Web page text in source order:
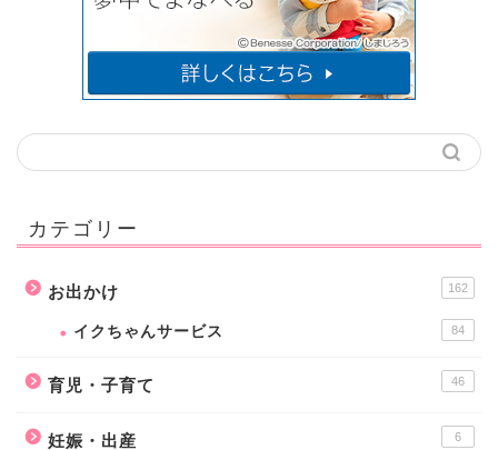
カテゴリー
お出かけ 162
イクちゃんサービス 84
育児・子育て 46
妊娠・出産 6